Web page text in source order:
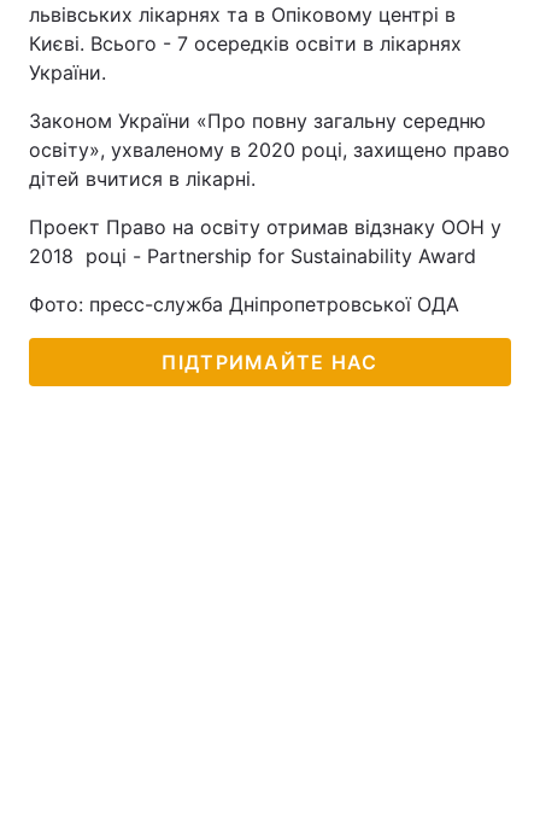
львівських лікарнях та в Опіковому центрі в
Києві. Всього - 7 осередків освіти в лікарнях
України.
Законом України «Про повну загальну середню
освіту», ухваленому в 2020 році, захищено право
дітей вчитися в лікарні.
Проект Право на освіту отримав відзнаку ООН у
2018 році - Partnership for Sustainability Award
Фото: пресс-служба Дніпропетровської ОДА
ПІДТРИМАЙТЕ НАС